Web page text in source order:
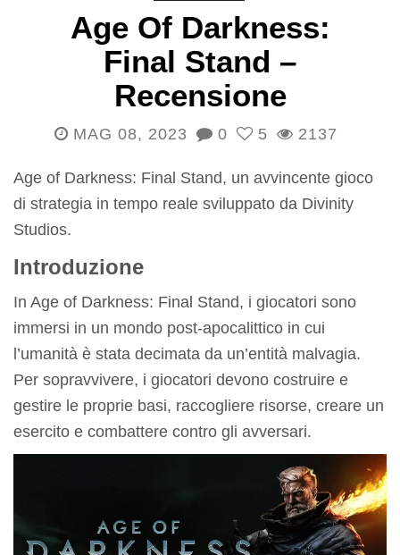
Age Of Darkness:
Final Stand –
Recensione
MAG 08, 2023 0 5 2137
Age of Darkness: Final Stand, un avvincente gioco
di strategia in tempo reale sviluppato da Divinity
Studios.
Introduzione
In Age of Darkness: Final Stand, i giocatori sono
immersi in un mondo post-apocalittico in cui
l’umanità è stata decimata da un’entità malvagia.
Per sopravvivere, i giocatori devono costruire e
gestire le proprie basi, raccogliere risorse, creare un
esercito e combattere contro gli avversari.